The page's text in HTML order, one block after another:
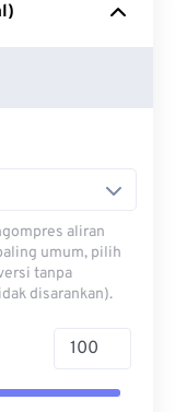
aliran
umum, pilih
tanpa
disarankan).